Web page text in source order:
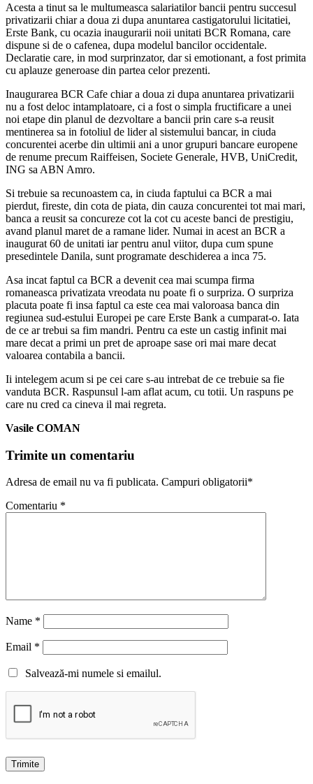
Acesta a tinut sa le multumeasca salariatilor bancii pentru succesul
privatizarii chiar a doua zi dupa anuntarea castigatorului licitatiei,
Erste Bank, cu ocazia inaugurarii noii unitati BCR Romana, care
dispune si de o cafenea, dupa modelul bancilor occidentale.
Declaratie care, in mod surprinzator, dar si emotionant, a fost primita
cu aplauze generoase din partea celor prezenti.
Inaugurarea BCR Cafe chiar a doua zi dupa anuntarea privatizarii
nu a fost deloc intamplatoare, ci a fost o simpla fructificare a unei
noi etape din planul de dezvoltare a bancii prin care s-a reusit
mentinerea sa in fotoliul de lider al sistemului bancar, in ciuda
concurentei acerbe din ultimii ani a unor grupuri bancare europene
de renume precum Raiffeisen, Societe Generale, HVB, UniCredit,
ING sa ABN Amro.
Si trebuie sa recunoastem ca, in ciuda faptului ca BCR a mai
pierdut, fireste, din cota de piata, din cauza concurentei tot mai mari,
banca a reusit sa concureze cot la cot cu aceste banci de prestigiu,
avand planul maret de a ramane lider. Numai in acest an BCR a
inaugurat 60 de unitati iar pentru anul viitor, dupa cum spune
presedintele Danila, sunt programate deschiderea a inca 75.
Asa incat faptul ca BCR a devenit cea mai scumpa firma
romaneasca privatizata vreodata nu poate fi o surpriza. O surpriza
placuta poate fi insa faptul ca este cea mai valoroasa banca din
regiunea sud-estului Europei pe care Erste Bank a cumparat-o. Iata
de ce ar trebui sa fim mandri. Pentru ca este un castig infinit mai
mare decat a primi un pret de aproape sase ori mai mare decat
valoarea contabila a bancii.
Ii intelegem acum si pe cei care s-au intrebat de ce trebuie sa fie
vanduta BCR. Raspunsul l-am aflat acum, cu totii. Un raspuns pe
care nu cred ca cineva il mai regreta.
Vasile COMAN
Trimite un comentariu
Adresa de email nu va fi publicata. Campuri obligatorii*
Comentariu *
Name *
Email *
Salvează-mi numele si emailul.